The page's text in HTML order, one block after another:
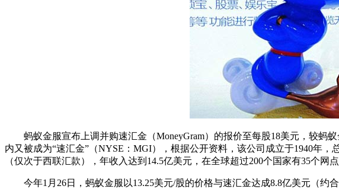
蚂蚁金服宣布上调并购速汇金（MoneyGram）的报价至每股18美元，较蚂蚁
内又被成为“速汇金”（NYSE：MGI），根据公开资料，该公司成立于1940年
（仅次于西联汇款），年收入达到14.5亿美元，在全球超过200个国家有35个网点
今年1月26日，蚂蚁金服以13.25美元/股的价格与速汇金达成8.8亿美元（约合